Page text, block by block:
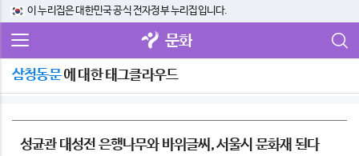
이 누리집은 대한민국 공식 전자정부 누리집입니다.
문화
삼청동문에 대한 태그클라우드
성균관 대성전 은행나무와 바위글씨, 서울시 문화재 된다